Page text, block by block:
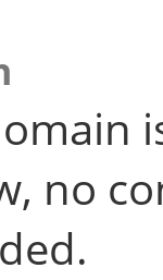
no